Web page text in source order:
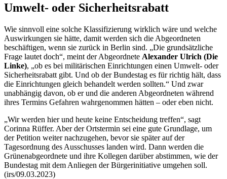
Umwelt- oder Sicherheitsrabatt
Wie sinnvoll eine solche Klassifizierung wirklich wäre und welche
Auswirkungen sie hätte, damit werden sich die Abgeordneten
beschäftigen, wenn sie zurück in Berlin sind. „Die grundsätzliche
Frage lautet doch“, meint der Abgeordnete Alexander Ulrich (Die
Linke), „ob es bei militärischen Einrichtungen einen Umwelt- oder
Sicherheitsrabatt gibt. Und ob der Bundestag es für richtig hält, dass
die Einrichtungen gleich behandelt werden sollten.“ Und zwar
unabhängig davon, ob er und die anderen Abgeordneten während
ihres Termins Gefahren wahrgenommen hätten – oder eben nicht.
„Wir werden hier und heute keine Entscheidung treffen“, sagt
Corinna Rüffer. Aber der Ortstermin sei eine gute Grundlage, um
der Petition weiter nachzugehen, bevor sie später auf der
Tagesordnung des Ausschusses landen wird. Dann werden die
Grünenabgeordnete und ihre Kollegen darüber abstimmen, wie der
Bundestag mit dem Anliegen der Bürgerinitiative umgehen soll.
(irs/09.03.2023)